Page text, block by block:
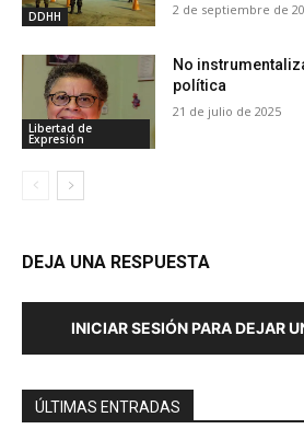
DDHH 2 de septiembre de
Libertad de
Expresión
No
política
21 de julio de 2025
DEJA UNA RESPUESTA
INICIAR SESIÓN PARA DEJAR
ÚLTIMAS ENTRADAS